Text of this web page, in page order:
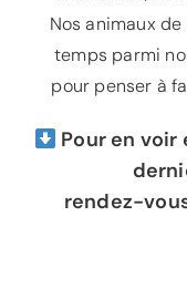
Nos animaux
temps parmi
pour penser à
Pour en
rendez-